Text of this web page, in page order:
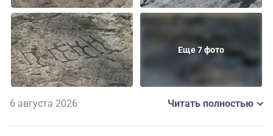
перед отъездом.
После возвращения с Соловков вас встретит трансфер
(у нас был обратный теплоход на 16:00) и довезет до
камеры хранения, а потом отвезет на жд вокзал в
Кемь.
Еще 7 фото
6 августа 2026 Читать полностью